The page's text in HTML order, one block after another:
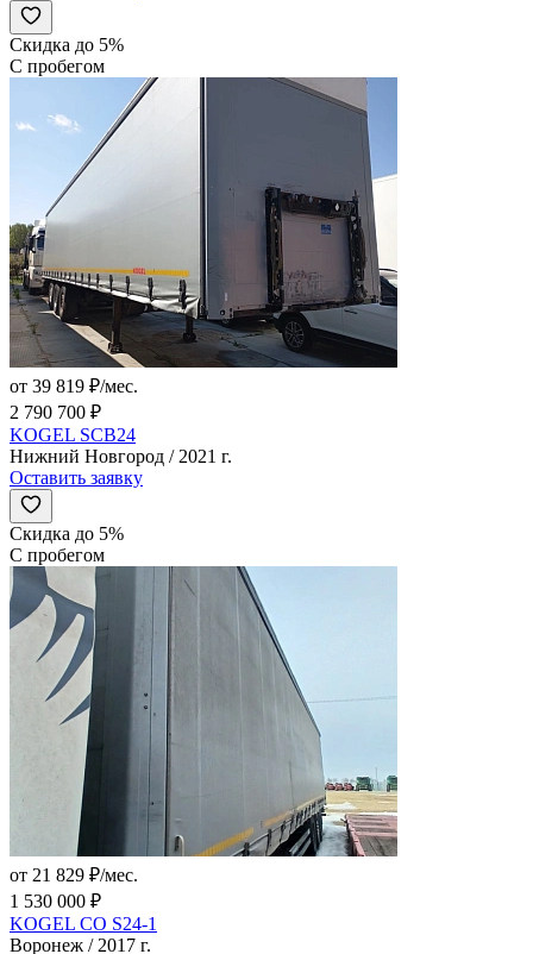
Скидка до 5%
С пробегом
от 39 819 ₽/мес.
2 790 700 ₽
KOGEL SCB24
Нижний Новгород / 2021 г.
Оставить заявку
Скидка до 5%
С пробегом
от 21 829 ₽/мес.
1 530 000 ₽
KOGEL CO S24-1
Воронеж / 2017 г.